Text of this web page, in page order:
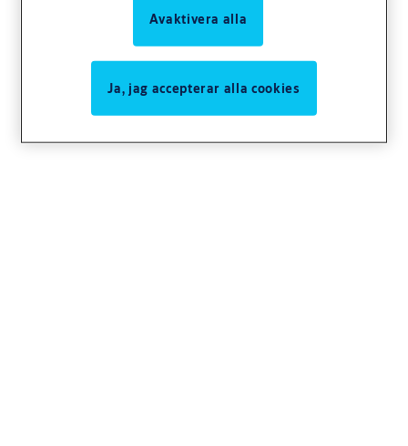
Avaktivera alla
Ja, jag accepterar alla cookies